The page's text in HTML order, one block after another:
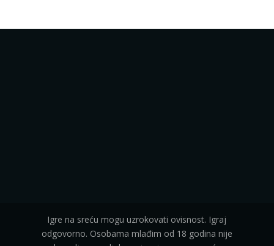
Igre na sreću mogu uzrokovati ovisnost. Igraj
odgovorno. Osobama mlađim od 18 godina nije